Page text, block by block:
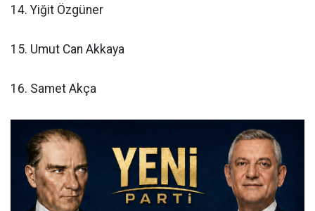
14. Yiğit Özgüner
15. Umut Can Akkaya
16. Samet Akça